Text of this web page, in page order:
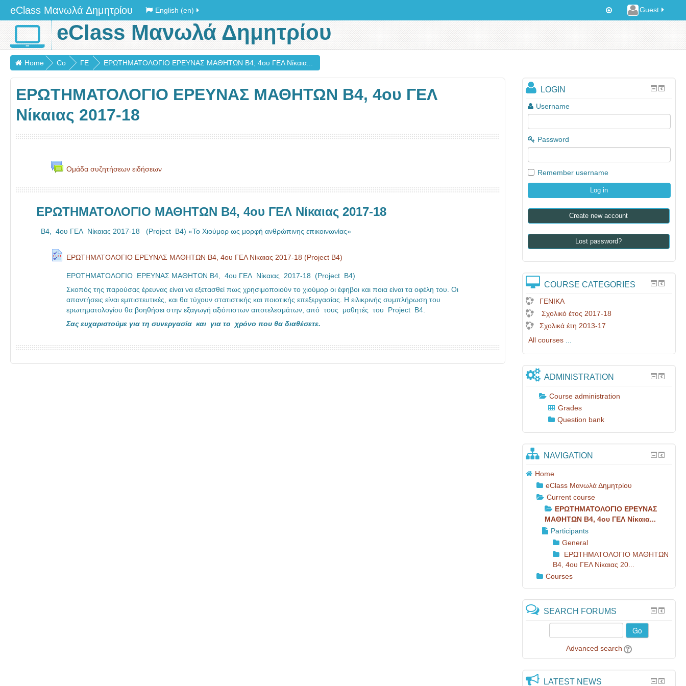
eClass Μανωλά Δημητρίου Guest
English (en)
eClass Μανωλά Δημητρίου
Home
Co
urs
es
ΓΕ
ΝΙ
Κ
ΕΡΩΤΗΜΑΤΟΛΟΓΙΟ ΕΡΕΥΝΑΣ ΜΑΘΗΤΩΝ B4, 4ου ΓΕΛ Νίκαια...
ΕΡΩΤΗΜΑΤΟΛΟΓΙΟ ΕΡΕΥΝΑΣ ΜΑΘΗΤΩΝ B4, 4ου ΓΕΛ
Νίκαιας 2017-18
Ομάδα συζητήσεων ειδήσεων
ΕΡΩΤΗΜΑΤΟΛΟΓΙΟ ΜΑΘΗΤΩΝ B4, 4ου ΓΕΛ Νίκαιας 2017-18
B4, 4ου ΓΕΛ Νίκαιας 2017-18 (Project Β4) «Το Χιούμορ ως μορφή ανθρώπινης επικοινωνίας»
ΕΡΩΤΗΜΑΤΟΛΟΓΙΟ ΕΡΕΥΝΑΣ ΜΑΘΗΤΩΝ B4, 4ου ΓΕΛ Νίκαιας 2017-18 (Project B4)
ΕΡΩΤΗΜΑΤΟΛΟΓΙΟ ΕΡΕΥΝΑΣ ΜΑΘΗΤΩΝ B4, 4ου ΓΕΛ Νίκαιας 2017-18 (Project B4)
Σκοπός της παρούσας έρευνας είναι να εξετασθεί πως χρησιμοποιούν το χιούμορ οι έφηβοι και ποια είναι τα οφέλη του. Οι
απαντήσεις είναι εμπιστευτικές, και θα τύχουν στατιστικής και ποιοτικής επεξεργασίας. Η ειλικρινής συμπλήρωση του
ερωτηματολογίου θα βοηθήσει στην εξαγωγή αξιόπιστων αποτελεσμάτων, από τους μαθητές του Project Β4.
Σας ευχαριστούμε για τη συνεργασία και για το χρόνο που θα διαθέσετε.
LOGIN
Username
Password
Remember username
Create new account
Lost password?
COURSE CATEGORIES
ΓΕΝΙΚΑ
Σχολικό έτος 2017-18
Σχολικά έτη 2013-17
All courses ...
ADMINISTRATION
Course administration
Grades
Question bank
NAVIGATION
Home
eClass Μανωλά Δημητρίου
Current course
ΕΡΩΤΗΜΑΤΟΛΟΓΙΟ ΕΡΕΥΝΑΣ
ΜΑΘΗΤΩΝ B4, 4ου ΓΕΛ Νίκαια...
Participants
General
ΕΡΩΤΗΜΑΤΟΛΟΓΙΟ ΜΑΘΗΤΩΝ
B4, 4ου ΓΕΛ Νίκαιας 20...
Courses
SEARCH FORUMS
Go
Advanced search
LATEST NEWS